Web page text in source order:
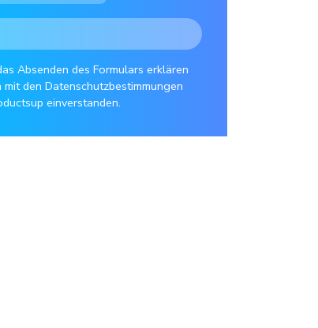
Absenden des Formulars erklären
mit den Datenschutzbestimmungen
einverstanden.